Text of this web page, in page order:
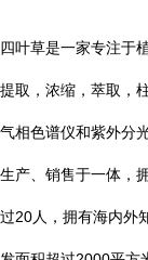
四叶草是一家专注于
提取，浓缩，萃取，
气相色谱仪和紫外分
生产、销售于一体，
过20 人，拥有海内外